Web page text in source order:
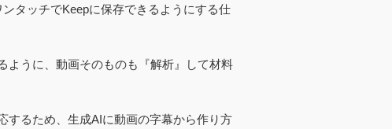
タッチでKeepに保存できるようにする仕
ように、動画そのものも『解析』して材料
するため、生成AIに動画の字幕から作り方